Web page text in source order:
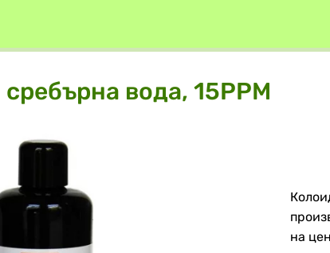
вода, 15PPM
на